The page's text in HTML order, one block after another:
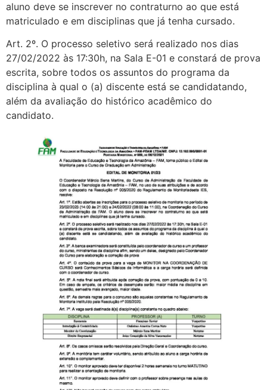
aluno deve se inscrever no contraturno ao que está
matriculado e em disciplinas que já tenha cursado.
Art. 2º. O processo seletivo será realizado nos dias
27/02/2022 às 17:30h, na Sala E-01 e constará de prova
escrita, sobre todos os assuntos do programa da
disciplina à qual o (a) discente está se candidatando,
além da avaliação do histórico acadêmico do
candidato.